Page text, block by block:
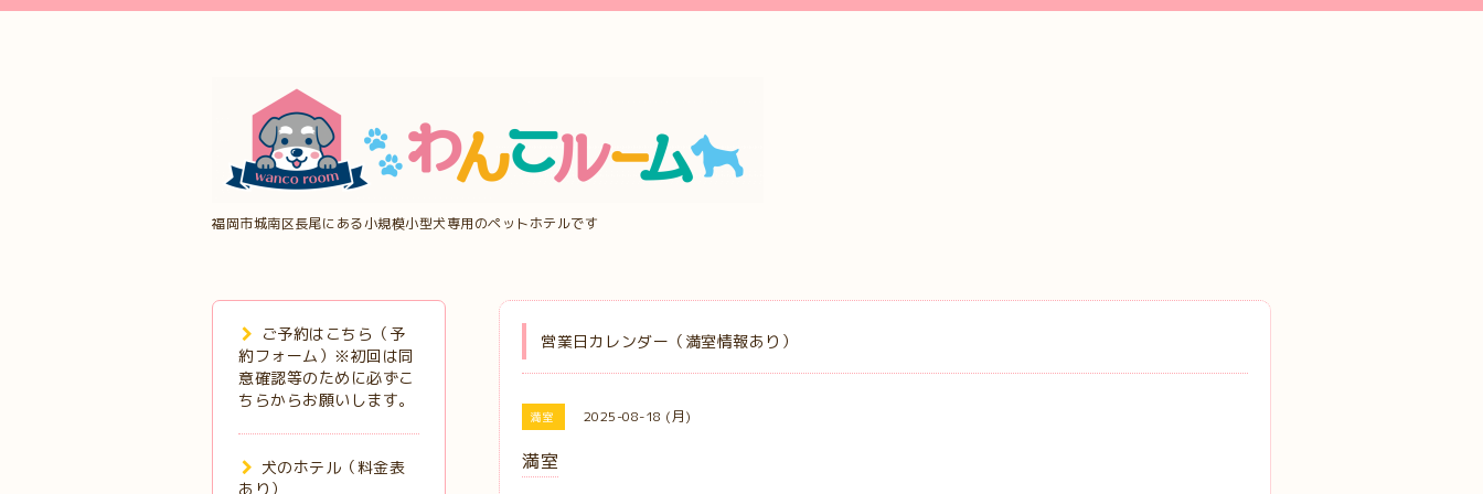
福岡市城南区長尾にある小規模小型犬専用のペットホテルです
営業日カレンダー（満室情報あり）
満室 2025-08-18 (月)
満室
ご予約はこちら（予
約フォーム）※初回は同
意確認等のために必ずこ
ちらからお願いします。
犬のホテル（料金表
あり）